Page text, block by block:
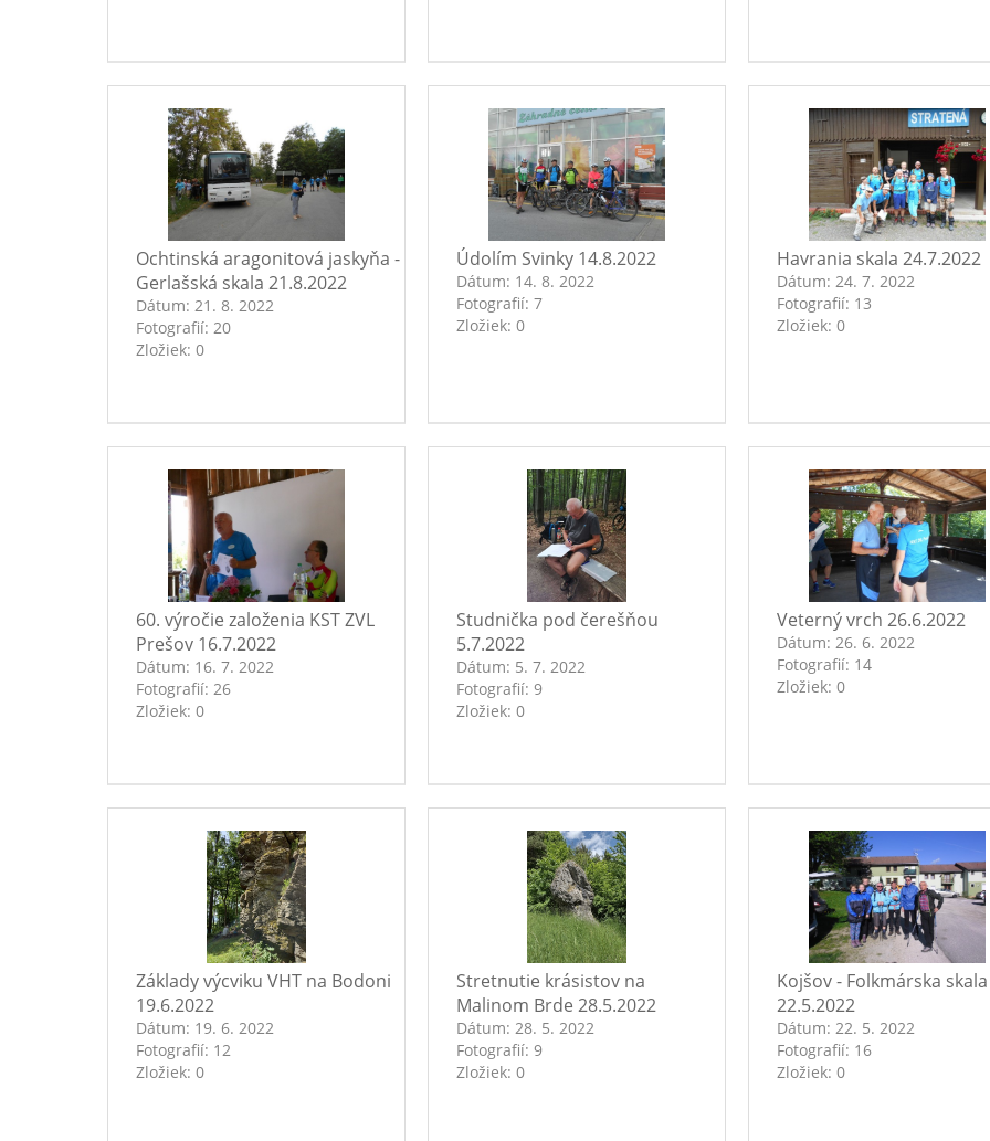
Ochtinská aragonitová jaskyňa -
Gerlašská skala 21.8.2022
Dátum: 21. 8. 2022
Fotografií: 20
Zložiek: 0
Údolím Svinky 14.8.2022
Dátum: 14. 8. 2022
Fotografií: 7
Zložiek: 0
Havrania skala 24.7.2022
Dátum: 24. 7. 2022
Fotografií: 13
Zložiek: 0
60. výročie založenia KST ZVL
Prešov 16.7.2022
Dátum: 16. 7. 2022
Fotografií: 26
Zložiek: 0
Studnička pod čerešňou
5.7.2022
Dátum: 5. 7. 2022
Fotografií: 9
Zložiek: 0
Veterný vrch 26.6.2022
Dátum: 26. 6. 2022
Fotografií: 14
Zložiek: 0
Základy výcviku VHT na Bodoni
19.6.2022
Dátum: 19. 6. 2022
Fotografií: 12
Zložiek: 0
Stretnutie krásistov na
Malinom Brde 28.5.2022
Dátum: 28. 5. 2022
Fotografií: 9
Zložiek: 0
Kojšov - Folkmárska skala
22.5.2022
Dátum: 22. 5. 2022
Fotografií: 16
Zložiek: 0